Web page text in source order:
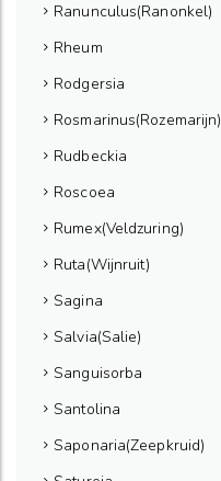
Ranunculus(Ranonkel)
Rheum
Rodgersia
Rosmarinus(Rozemarijn)
Rudbeckia
Roscoea
Rumex(Veldzuring)
Ruta(Wijnruit)
Sagina
Salvia(Salie)
Sanguisorba
Santolina
Saponaria(Zeepkruid)